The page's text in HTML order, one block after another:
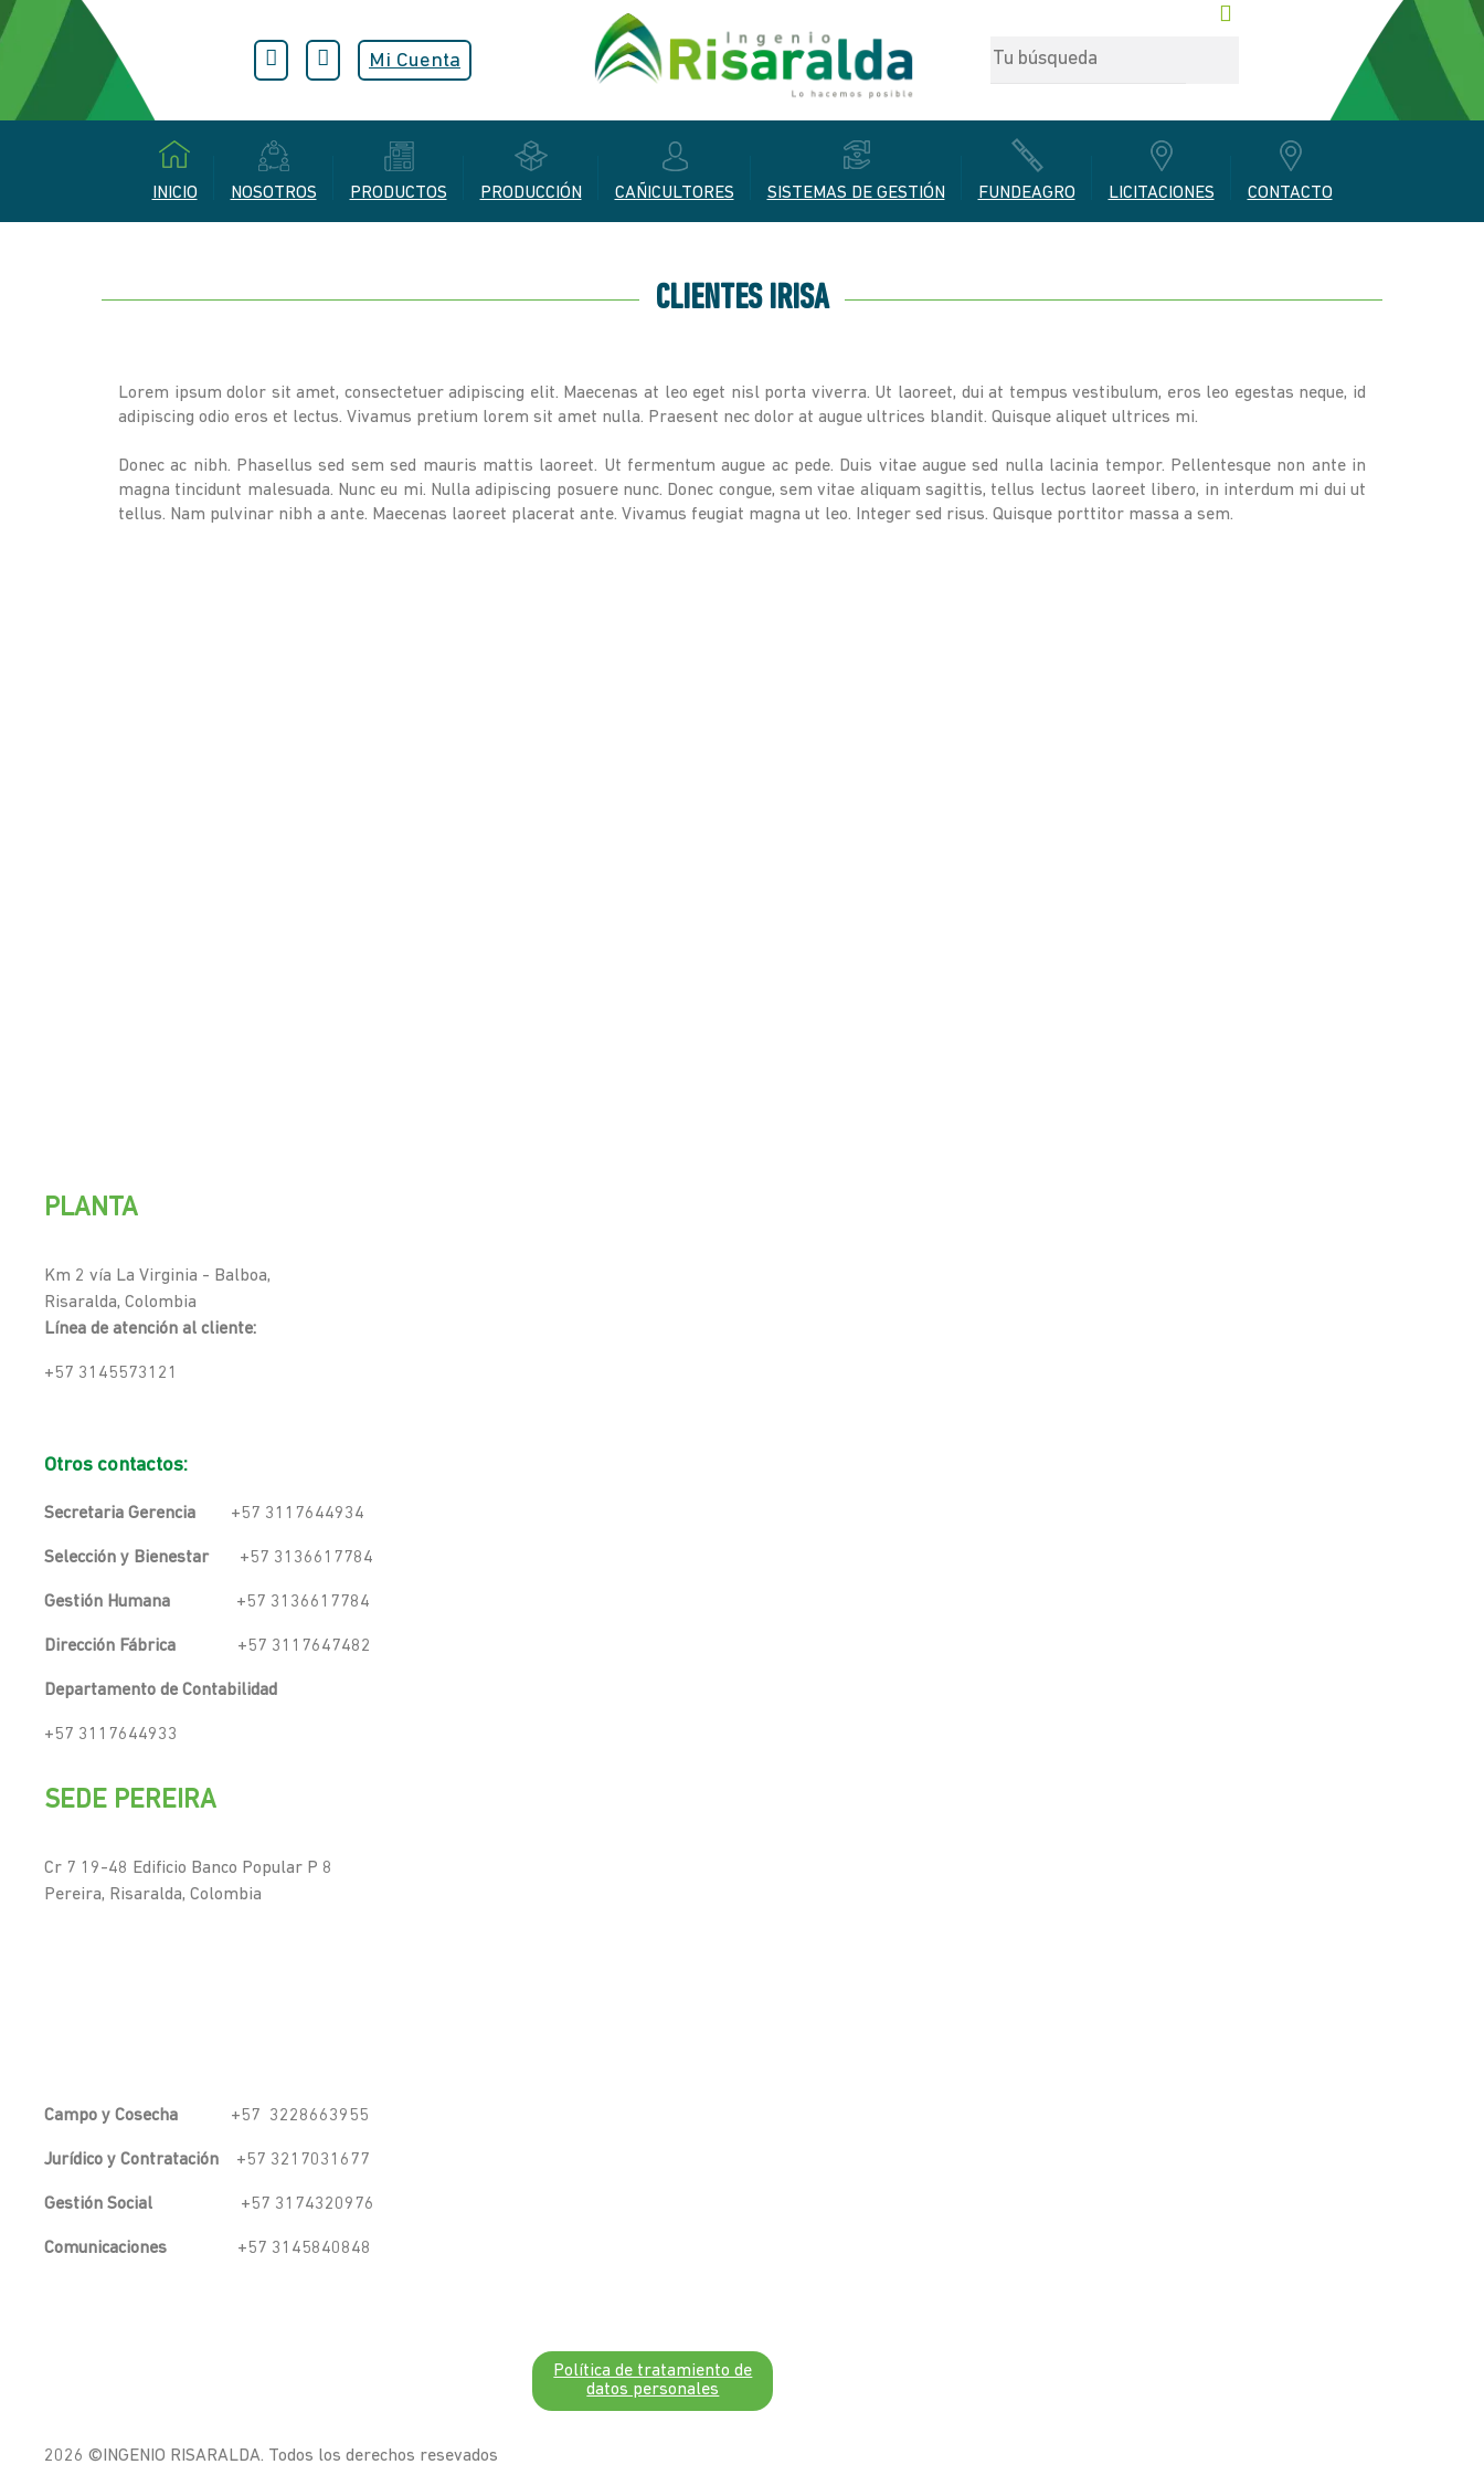
Mi Cuenta
INICIO NOSOTROS PRODUCTOS PRODUCCIÓN CAÑICULTORES SISTEMAS DE GESTIÓN FUNDEAGRO LICITACIONES CONTACTO
CLIENTES IRISA
Lorem ipsum dolor sit amet, consectetuer adipiscing elit. Maecenas at leo eget nisl porta viverra. Ut laoreet, dui at tempus vestibulum, eros leo egestas neque, id
adipiscing odio eros et lectus. Vivamus pretium lorem sit amet nulla. Praesent nec dolor at augue ultrices blandit. Quisque aliquet ultrices mi.
Donec ac nibh. Phasellus sed sem sed mauris mattis laoreet. Ut fermentum augue ac pede. Duis vitae augue sed nulla lacinia tempor. Pellentesque non ante in
magna tincidunt malesuada. Nunc eu mi. Nulla adipiscing posuere nunc. Donec congue, sem vitae aliquam sagittis, tellus lectus laoreet libero, in interdum mi dui ut
tellus. Nam pulvinar nibh a ante. Maecenas laoreet placerat ante. Vivamus feugiat magna ut leo. Integer sed risus. Quisque porttitor massa a sem.
PLANTA
Km 2 vía La Virginia - Balboa,
Risaralda, Colombia
Línea de atención al cliente:
+57 3145573121
Otros contactos:
Secretaria Gerencia +57 3117644934
Selección y Bienestar+57 3136617784
Gestión Humana +57 3136617784
Dirección Fábrica +57 3117647482
Departamento de Contabilidad
+57 3117644933
SEDE PEREIRA
Cr 7 19-48 Edificio Banco Popular P 8
Pereira, Risaralda, Colombia
Campo y Cosecha +57 3228663955
Jurídico y Contratación +57 3217031677
Gestión Social +57 3174320976
Comunicaciones +57 3145840848
Política de tratamiento de
datos personales
2026 ©INGENIO RISARALDA. Todos los derechos resevados